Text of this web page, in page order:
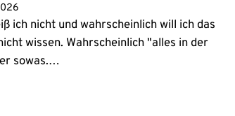
ich nicht und wahrscheinlich will ich das
wissen. Wahrscheinlich "alles in der
sowas.…